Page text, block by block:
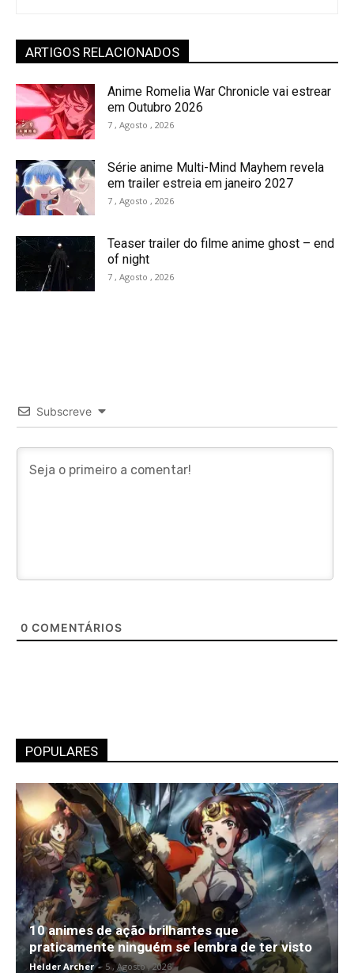
ARTIGOS RELACIONADOS
Anime Romelia War Chronicle vai estrear
em Outubro 2026
7 , Agosto , 2026
Série anime Multi-Mind Mayhem revela
em trailer estreia em janeiro 2027
7 , Agosto , 2026
Teaser trailer do filme anime ghost – end
of night
7 , Agosto , 2026
Subscreve
0 COMENTÁRIOS
POPULARES
10 animes de ação brilhantes que
praticamente ninguém se lembra de ter visto
Helder Archer - 5 , Agosto , 2026